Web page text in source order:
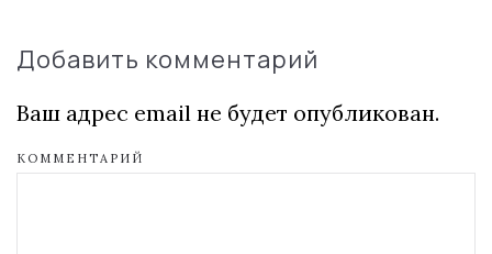
Добавить комментарий
Ваш адрес email не будет опубликован.
КОММЕНТАРИЙ